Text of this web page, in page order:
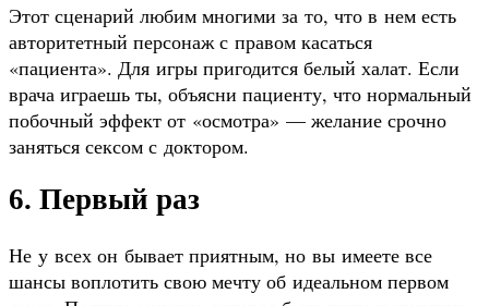
Этот сценарий любим многими за то, что в нем есть
авторитетный персонаж с правом касаться
«пациента». Для игры пригодится белый халат. Если
врача играешь ты, объясни пациенту, что нормальный
побочный эффект от «осмотра» — желание срочно
заняться сексом с доктором.
6. Первый раз
Не у всех он бывает приятным, но вы имеете все
шансы воплотить свою мечту об идеальном первом